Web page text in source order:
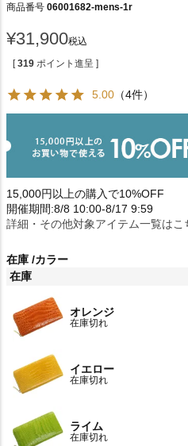
商品番号 06001682-mens-1r
¥31,900税込
[ 319 ポイント進呈 ]
5.00 （4件）
15,000円以上の購入で10%OFF
開催期間:8/8 10:00-8/17 9:59
詳細・その他対象アイテム一覧はこ
在庫 カラー
在庫
オレンジ
在庫切れ
イエロー
在庫切れ
ライム
在庫切れ